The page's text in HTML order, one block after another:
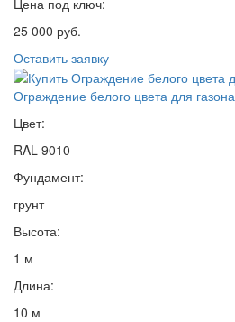
25 000 руб.
Оставить заявку
Ограждение белого цвета для газона
Цвет:
RAL 9010
Фундамент:
грунт
Высота:
1 м
Длина:
10 м